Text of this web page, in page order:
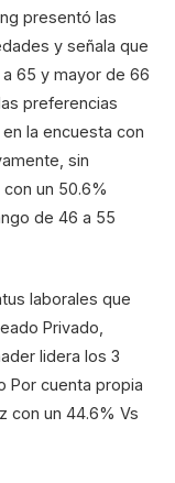
presentó las
y señala que
a 65 y mayor de 66
preferencias
la encuesta con
sin
un 50.6%
de 46 a 55
laborales que
Privado,
lidera los 3
Por cuenta propia
con un 44.6% Vs